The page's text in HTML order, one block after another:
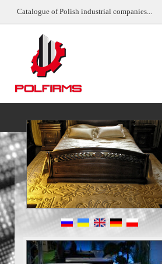
Catalogue of Polish industrial companies...